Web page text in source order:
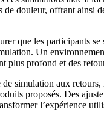
de douleur, offrant ainsi
que les participants se
Un
plus profond et des
simulation aux
proposés. Des
l’expérience